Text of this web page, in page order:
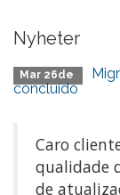
Nyheter
Mar 26de
concluído
Caro
qualidade
de